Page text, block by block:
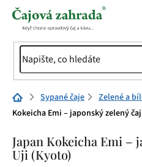
Přejít
Domů Sypané čaje Zelené a
Kokeicha Emi – japonský zelený
Japan Kokeicha Emi –
Uji (Kyoto)